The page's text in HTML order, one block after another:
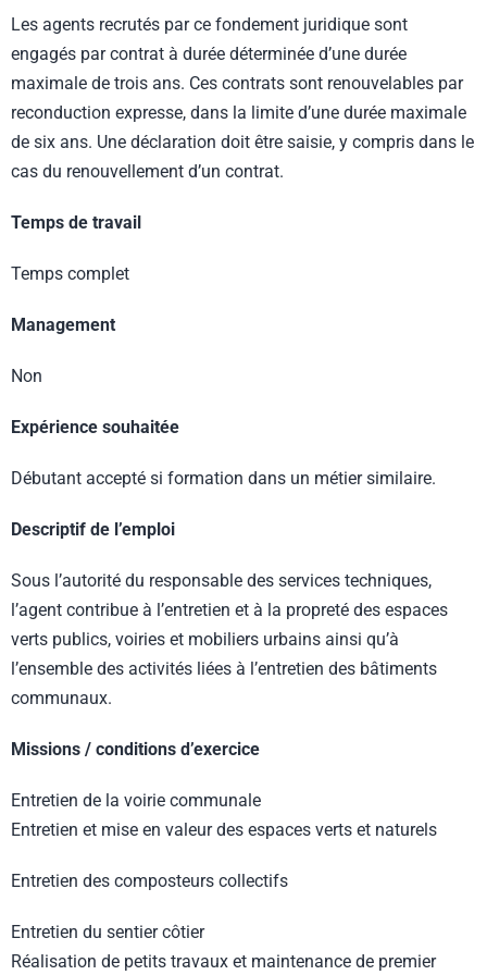
Les agents recrutés par ce fondement juridique sont
engagés par contrat à durée déterminée d’une durée
maximale de trois ans. Ces contrats sont renouvelables par
reconduction expresse, dans la limite d’une durée maximale
de six ans. Une déclaration doit être saisie, y compris dans le
cas du renouvellement d’un contrat.
Temps de travail
Temps complet
Management
Non
Expérience souhaitée
Débutant accepté si formation dans un métier similaire.
Descriptif de l’emploi
Sous l’autorité du responsable des services techniques,
l’agent contribue à l’entretien et à la propreté des espaces
verts publics, voiries et mobiliers urbains ainsi qu’à
l’ensemble des activités liées à l’entretien des bâtiments
communaux.
Missions / conditions d’exercice
Entretien de la voirie communale
Entretien et mise en valeur des espaces verts et naturels
Entretien des composteurs collectifs
Entretien du sentier côtier
Réalisation de petits travaux et maintenance de premier